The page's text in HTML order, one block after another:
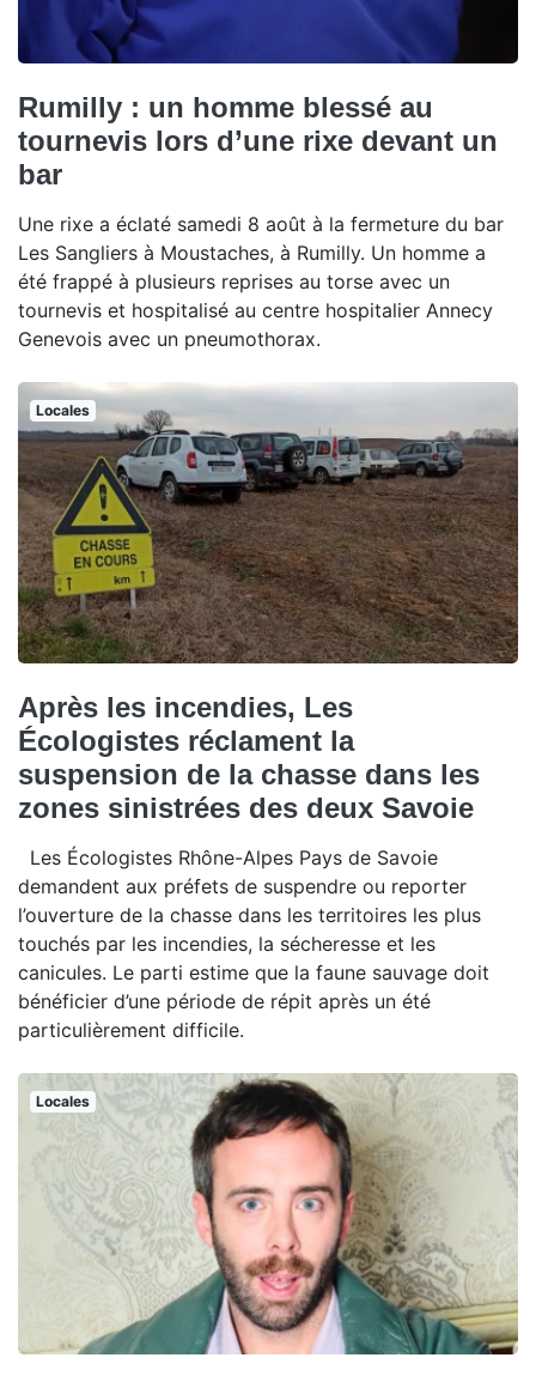
Rumilly : un homme blessé au
tournevis lors d’une rixe devant un
bar
Une rixe a éclaté samedi 8 août à la fermeture du bar
Les Sangliers à Moustaches, à Rumilly. Un homme a
été frappé à plusieurs reprises au torse avec un
tournevis et hospitalisé au centre hospitalier Annecy
Genevois avec un pneumothorax.
Locales
Après les incendies, Les
Écologistes réclament la
suspension de la chasse dans les
zones sinistrées des deux Savoie
Les Écologistes Rhône-Alpes Pays de Savoie
demandent aux préfets de suspendre ou reporter
l’ouverture de la chasse dans les territoires les plus
touchés par les incendies, la sécheresse et les
canicules. Le parti estime que la faune sauvage doit
bénéficier d’une période de répit après un été
particulièrement difficile.
Locales